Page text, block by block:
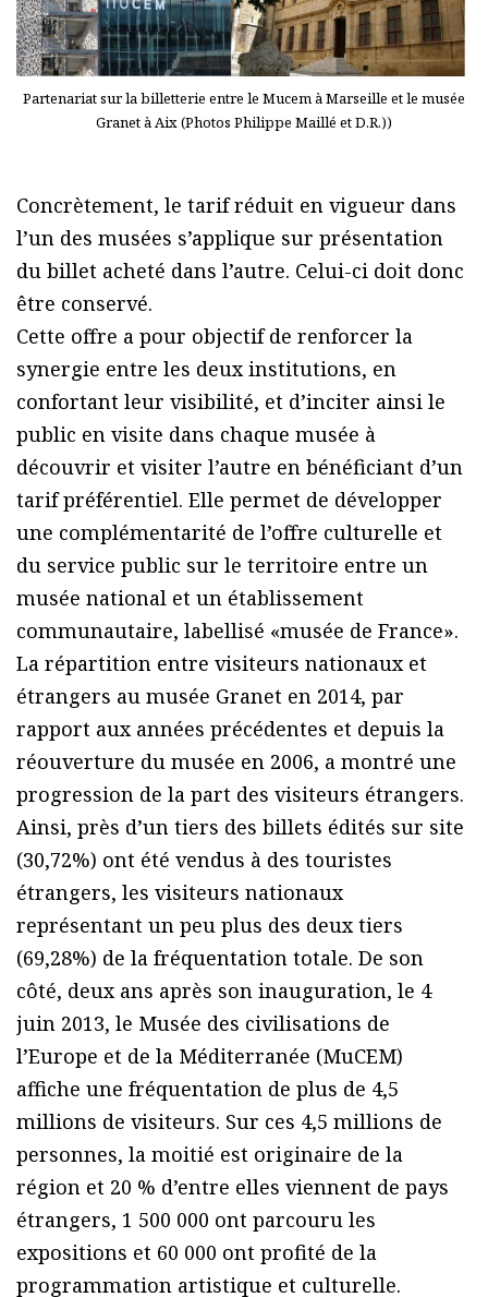
Partenariat sur la billetterie entre le Mucem à Marseille et le musée
Granet à Aix (Photos Philippe Maillé et D.R.))
Concrètement, le tarif réduit en vigueur dans
l’un des musées s’applique sur présentation
du billet acheté dans l’autre. Celui-ci doit donc
être conservé.
Cette offre a pour objectif de renforcer la
synergie entre les deux institutions, en
confortant leur visibilité, et d’inciter ainsi le
public en visite dans chaque musée à
découvrir et visiter l’autre en bénéficiant d’un
tarif préférentiel. Elle permet de développer
une complémentarité de l’offre culturelle et
du service public sur le territoire entre un
musée national et un établissement
communautaire, labellisé «musée de France».
La répartition entre visiteurs nationaux et
étrangers au musée Granet en 2014, par
rapport aux années précédentes et depuis la
réouverture du musée en 2006, a montré une
progression de la part des visiteurs étrangers.
Ainsi, près d’un tiers des billets édités sur site
(30,72%) ont été vendus à des touristes
étrangers, les visiteurs nationaux
représentant un peu plus des deux tiers
(69,28%) de la fréquentation totale. De son
côté, deux ans après son inauguration, le 4
juin 2013, le Musée des civilisations de
l’Europe et de la Méditerranée (MuCEM)
affiche une fréquentation de plus de 4,5
millions de visiteurs. Sur ces 4,5 millions de
personnes, la moitié est originaire de la
région et 20 % d’entre elles viennent de pays
étrangers, 1 500 000 ont parcouru les
expositions et 60 000 ont profité de la
programmation artistique et culturelle.